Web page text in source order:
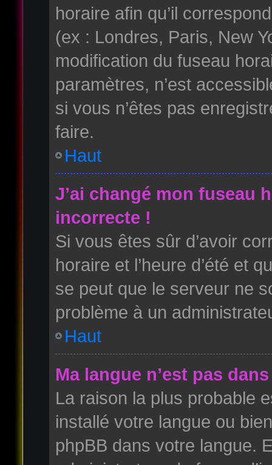
horaire afin qu’il
(ex : Londres, Paris, New
modification du fuseau
paramètres, n’est
si vous n’êtes pas
faire.
Haut
J’ai changé mon fuseau
incorrecte !
Si vous êtes sûr d’avoir
horaire et l’heure d’été et
se peut que le serveur ne
problème à un
Haut
Ma langue n’est pas
La raison la plus probable
installé votre langue ou
phpBB dans votre langue.